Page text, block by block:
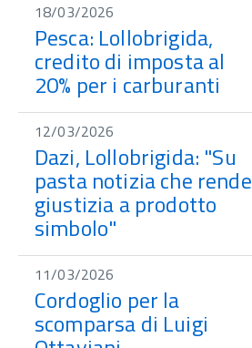
18/03/2026
Pesca: Lollobrigida,
credito di imposta al
20% per i carburanti
12/03/2026
Dazi, Lollobrigida: "Su
pasta notizia che rende
giustizia a prodotto
simbolo"
11/03/2026
Cordoglio per la
scomparsa di Luigi